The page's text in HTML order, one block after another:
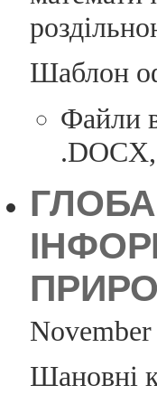
Шаблон
Файли
Шановні